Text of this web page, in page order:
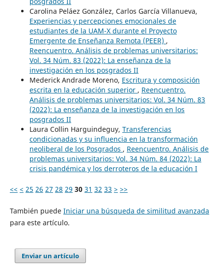
Carolina Peláez González, Carlos García Villanueva,
Experiencias y percepciones emocionales de
estudiantes de la UAM-X durante el Proyecto
Emergente de Enseñanza Remota (PEER) ,
Reencuentro. Análisis de problemas universitarios:
Vol. 34 Núm. 83 (2022): La enseñanza de la
investigación en los posgrados II
Mederick Andrade Moreno, Escritura y composición
escrita en la educación superior , Reencuentro.
Análisis de problemas universitarios: Vol. 34 Núm. 83
(2022): La enseñanza de la investigación en los
posgrados II
Laura Collin Harguindeguy, Transferencias
condicionadas y su influencia en la transformación
neoliberal de los Posgrados , Reencuentro. Análisis de
problemas universitarios: Vol. 34 Núm. 84 (2022): La
crisis pandémica y los derroteros de la educación I
<< < 25 26 27 28 29 30 31 32 33 > >>
También puede Iniciar una búsqueda de similitud avanzada
para este artículo.
Enviar un artículo